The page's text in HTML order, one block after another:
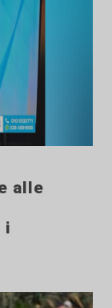
alle
i